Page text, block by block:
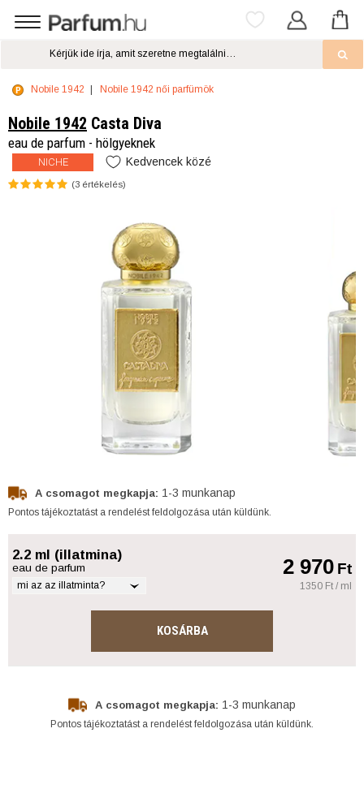
Nobile 1942 Nobile 1942 női parfümök
Nobile 1942 Casta Diva
eau de parfum - hölgyeknek
NICHE Kedvencek közé
(3 értékelés)
A csomagot megkapja: 1-3 munkanap
Pontos tájékoztatást a rendelést feldolgozása után küldünk.
2.2 ml (illatmina)
eau de parfum
mi az az illatminta?
2 970Ft
1350 Ft / ml
KOSÁRBA
A csomagot megkapja: 1-3 munkanap
Pontos tájékoztatást a rendelést feldolgozása után küldünk.